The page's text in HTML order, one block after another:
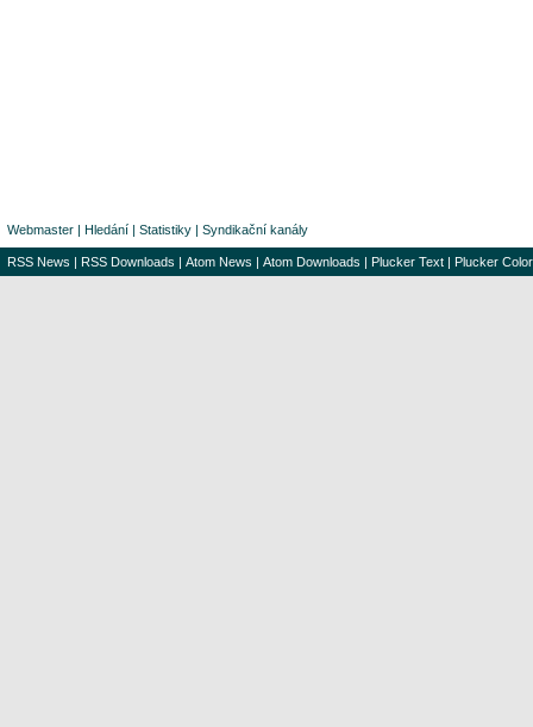
Webmaster | Hledání | Statistiky | Syndikační kanály
RSS News | RSS Downloads | Atom News | Atom Downloads | Plucker Text | Plucker Color